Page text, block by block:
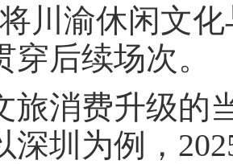
川渝休闲文
穿后续场次。
费升级的当
深圳为例，